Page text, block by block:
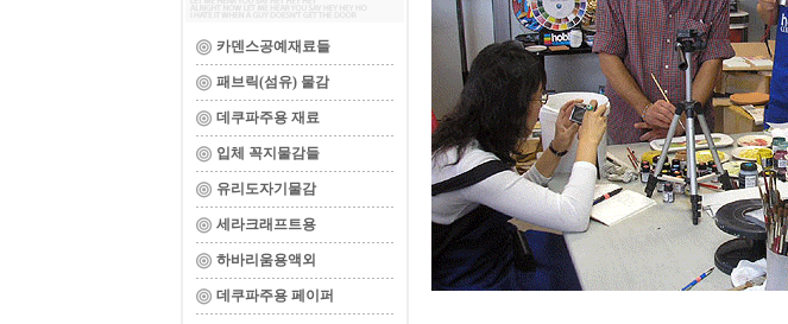
카덴스공예재료들
패브릭(섬유) 물감
데쿠파주용 재료
입체 꼭지물감들
유리도자기물감
세라크래프트용
하바리움용액외
데쿠파주용 페이퍼